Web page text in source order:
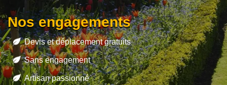
Nos engagements
Devis et déplacement gratuits
Sans engagement
Artisan passionné